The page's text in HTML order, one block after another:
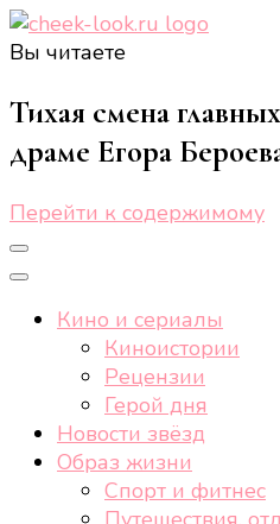
здоровом образе жизни,
еде.
Вы читаете
Тихая смена
драме Егора
Перейти к содержимому
Кино и сериалы
Киноистории
Рецензии
Герой дня
Новости звёзд
Образ жизни
Спорт и фитнес